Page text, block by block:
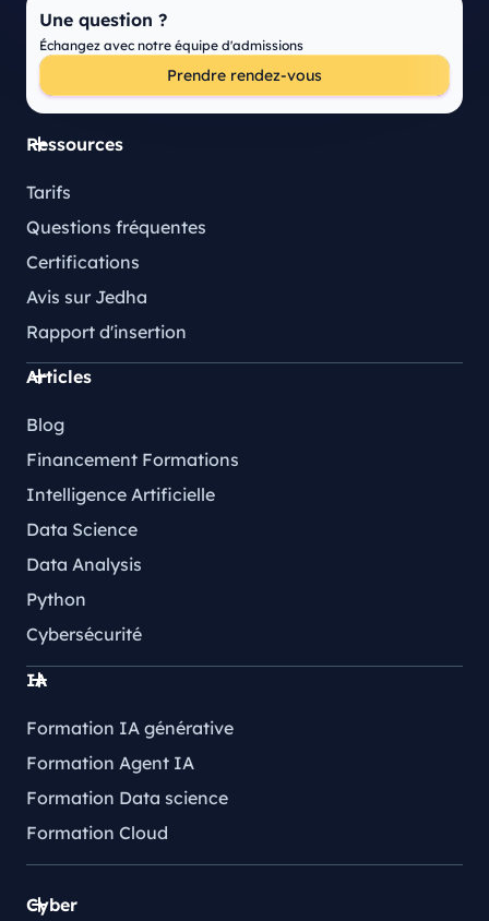
Une question ?
Échangez avec notre équipe d'admissions
Prendre rendez-vous
Ressources
Tarifs
Questions fréquentes
Certifications
Avis sur Jedha
Rapport d'insertion
Articles
Blog
Financement Formations
Intelligence Artificielle
Data Science
Data Analysis
Python
Cybersécurité
IA
Formation IA générative
Formation Agent IA
Formation Data science
Formation Cloud
Cyber